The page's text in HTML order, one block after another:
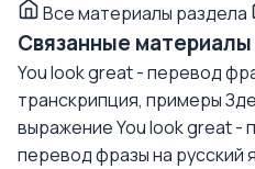
Все материалы раздела
Связанные материалы
You look great - перевод
транскрипция, примеры
выражение You look great -
перевод фразы на русский